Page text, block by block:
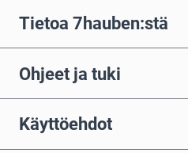
Tietoa 7hauben:stä
Ohjeet ja tuki
Käyttöehdot